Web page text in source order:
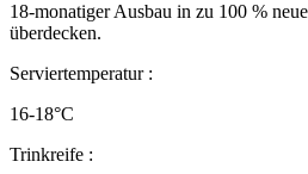
18‑monatiger Ausbau in zu 100 %
überdecken.
Serviertemperatur :
16-18°C
Trinkreife :